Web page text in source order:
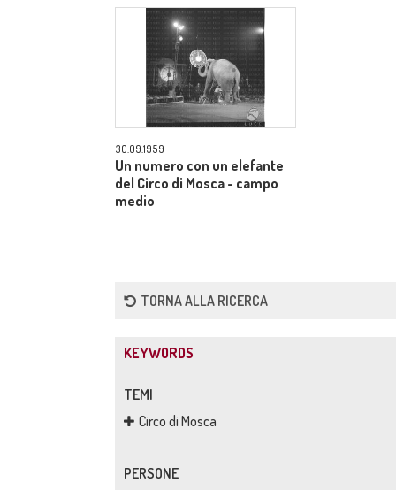
30.09.1959
Un numero con un elefante
del Circo di Mosca - campo
medio
TORNA ALLA RICERCA
KEYWORDS
TEMI
Circo di Mosca
PERSONE